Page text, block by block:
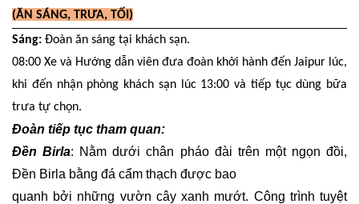
(ĂN SÁNG, TRƯA, TỐI)
Sáng: Đoàn ăn sáng tại khách sạn.
08:00 Xe và Hướng dẫn viên đưa đoàn khởi hành đến Jaipur lúc,
khi đến nhận phòng khách sạn lúc 13:00 và tiếp tục dùng bữa
trưa tự chọn.
Đoàn tiếp tục tham quan:
Đền Birla: Nằm dưới chân pháo đài trên một ngọn đồi,
Đền Birla bằng đá cẩm thạch được bao
quanh bởi những vườn cây xanh mướt. Công trình tuyệt